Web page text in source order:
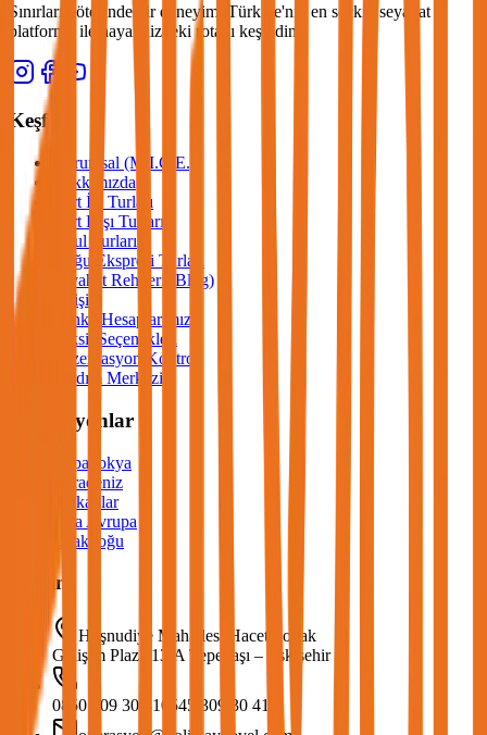
Sınırların ötesinde bir deneyim. Türkiye'nin en seçkin seyahat
platformu ile hayalinizdeki rotayı keşfedin.
Keşfet
Kurumsal (M.I.C.E.)
Hakkımızda
Yurt İçi Turları
Yurt Dışı Turları
Okul Turları
Doğu Ekspresi Turları
Seyahat Rehberi (Blog)
İletişim
Banka Hesaplarımız
Taksit Seçenekleri
Rezervasyon Kontrol
Yardım Merkezi
Koleksiyonlar
Kapadokya
Karadeniz
Balkanlar
Orta Avrupa
Uzakdoğu
İletişim
Hoşnudiye Mahallesi Hacet Sokak
Gelişim Plaza 13/A Tepebaşı – Eskişehir
0850 309 30 410545 309 30 41